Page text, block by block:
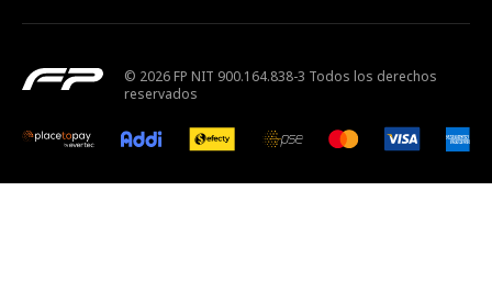
© 2026 FP NIT 900.164.838-3 Todos los derechos
reservados